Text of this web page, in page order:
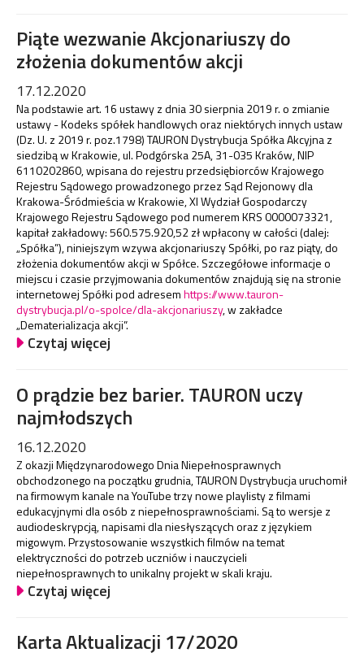
Piąte wezwanie Akcjonariuszy do
złożenia dokumentów akcji
17.12.2020
Na podstawie art. 16 ustawy z dnia 30 sierpnia 2019 r. o zmianie
ustawy - Kodeks spółek handlowych oraz niektórych innych ustaw
(Dz. U. z 2019 r. poz.1798) TAURON Dystrybucja Spółka Akcyjna z
siedzibą w Krakowie, ul. Podgórska 25A, 31-035 Kraków, NIP
6110202860, wpisana do rejestru przedsiębiorców Krajowego
Rejestru Sądowego prowadzonego przez Sąd Rejonowy dla
Krakowa-Śródmieścia w Krakowie, XI Wydział Gospodarczy
Krajowego Rejestru Sądowego pod numerem KRS 0000073321,
kapitał zakładowy: 560.575.920,52 zł wpłacony w całości (dalej:
„Spółka”), niniejszym wzywa akcjonariuszy Spółki, po raz piąty, do
złożenia dokumentów akcji w Spółce. Szczegółowe informacje o
miejscu i czasie przyjmowania dokumentów znajdują się na stronie
internetowej Spółki pod adresemhttps://www.tauron-
dystrybucja.pl/o-spolce/dla-akcjonariuszy, w zakładce
„Dematerializacja akcji”.
Czytaj więcej
O prądzie bez barier. TAURON uczy
najmłodszych
16.12.2020
Z okazji Międzynarodowego Dnia Niepełnosprawnych
obchodzonego na początku grudnia, TAURON Dystrybucja uruchomił
na firmowym kanale na YouTube trzy nowe playlisty z filmami
edukacyjnymi dla osób z niepełnosprawnościami. Są to wersje z
audiodeskrypcją, napisami dla niesłyszących oraz z językiem
migowym. Przystosowanie wszystkich filmów na temat
elektryczności do potrzeb uczniów i nauczycieli
niepełnosprawnych to unikalny projekt w skali kraju.
Czytaj więcej
Karta Aktualizacji 17/2020